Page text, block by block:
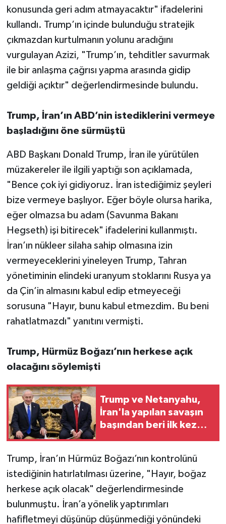
konusunda geri adım atmayacaktır" ifadelerini
kullandı. Trump’ın içinde bulunduğu stratejik
çıkmazdan kurtulmanın yolunu aradığını
vurgulayan Azizi, "Trump’ın, tehditler savurmak
ile bir anlaşma çağrısı yapma arasında gidip
geldiği açıktır" değerlendirmesinde bulundu.
Trump, İran’ın ABD’nin istediklerini vermeye
başladığını öne sürmüştü
ABD Başkanı Donald Trump, İran ile yürütülen
müzakereler ile ilgili yaptığı son açıklamada,
"Bence çok iyi gidiyoruz. İran istediğimiz şeyleri
bize vermeye başlıyor. Eğer böyle olursa harika,
eğer olmazsa bu adam (Savunma Bakanı
Hegseth) işi bitirecek" ifadelerini kullanmıştı.
İran’ın nükleer silaha sahip olmasına izin
vermeyeceklerini yineleyen Trump, Tahran
yönetiminin elindeki uranyum stoklarını Rusya ya
da Çin’in almasını kabul edip etmeyeceği
sorusuna "Hayır, bunu kabul etmezdim. Bu beni
rahatlatmazdı" yanıtını vermişti.
Trump, Hürmüz Boğazı’nın herkese açık
olacağını söylemişti
Trump ve Netanyahu,
İran'la yapılan savaşın
başından beri ilk kez
Trump, İran’ın Hürmüz Boğazı’nın kontrolünü
istediğinin hatırlatılması üzerine, "Hayır, boğaz
herkese açık olacak" değerlendirmesinde
bulunmuştu. İran’a yönelik yaptırımları
hafifletmeyi düşünüp düşünmediği yönündeki